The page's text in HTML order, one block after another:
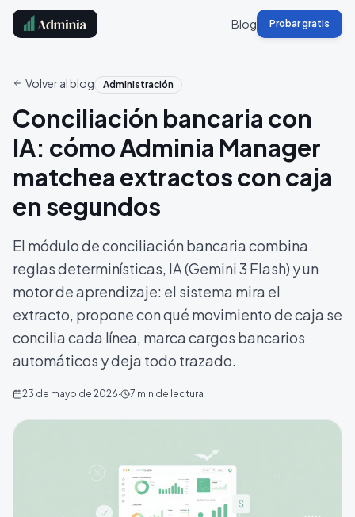
Blog Probar gratis
Volver al blog Administración
Conciliación bancaria con
IA: cómo Adminia Manager
matchea extractos con caja
en segundos
El módulo de conciliación bancaria combina
reglas determinísticas, IA (Gemini 3 Flash) y un
motor de aprendizaje: el sistema mira el
extracto, propone con qué movimiento de caja se
concilia cada línea, marca cargos bancarios
automáticos y deja todo trazado.
23 de mayo de 2026· 7 min de lectura